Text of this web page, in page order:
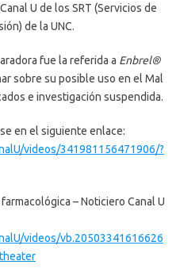
U de los SRT (Servicios de
de la UNC.
fue la referida a Enbrel®
sobre su posible uso en el Mal
e investigación suspendida.
en el siguiente enlace:
videos/341981156471906/?
– Noticiero Canal U
videos/vb.20503341616626